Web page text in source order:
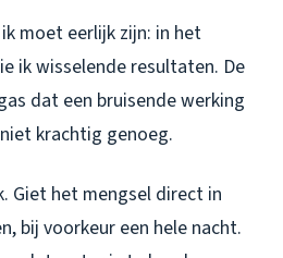
moet eerlijk zijn: in het
ik wisselende resultaten. De
dat een bruisende werking
krachtig genoeg.
Giet het mengsel direct in
bij voorkeur een hele nacht.